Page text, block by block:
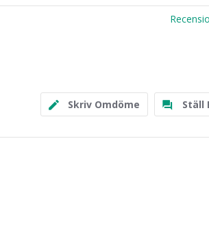
Skriv Omdöme
Ställ